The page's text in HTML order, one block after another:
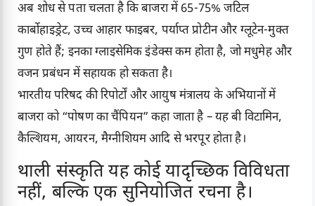
अब शोध से पता चलता है कि बाजरा में 65-75% जटिल
कार्बोहाइड्रेट, उच्च आहार फाइबर, पर्याप्त प्रोटीन और ग्लूटेन-मुक्त
गुण होते हैं; इनका ग्लाइसेमिक इंडेक्स कम होता है, जो मधुमेह और
वजन प्रबंधन में सहायक हो सकता है।
भारतीय परिषद की रिपोर्टों और आयुष मंत्रालय के अभियानों में
बाजरा को “पोषण का चैंपियन” कहा जाता है – यह बी विटामिन,
कैल्शियम, आयरन, मैग्नीशियम आदि से भरपूर होता है।
थाली संस्कृति यह कोई यादृच्छिक विविधता
नहीं, बल्कि एक सुनियोजित रचना है।